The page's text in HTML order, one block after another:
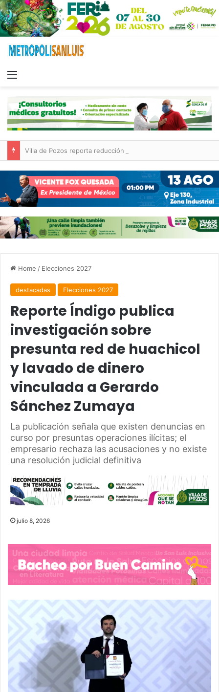
Home / Elecciones 2027
destacadas Elecciones 2027
Reporte Índigo publica
investigación sobre
presunta red de huachicol
y lavado de dinero
vinculada a Gerardo
Sánchez Zumaya
La publicación señala que existen denuncias en
curso por presuntas operaciones ilícitas; el
empresario rechaza las acusaciones y no existe
una resolución judicial definitiva
julio 8, 2026